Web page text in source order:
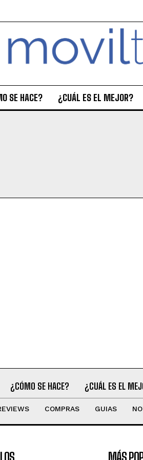
SE HACE? ¿CUÁL ES EL MEJOR?
¿CÓMO SE HACE? ¿CUÁL ES EL
COMPRAS GUIAS